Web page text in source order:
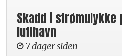
Skadd i strømulykke
lufthavn
7 dager siden